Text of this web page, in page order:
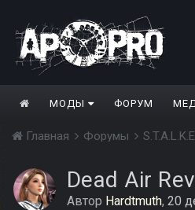
МОДЫ ФОРУМ
Главная Форумы
Dead Air
Автор Hardtmuth, 20